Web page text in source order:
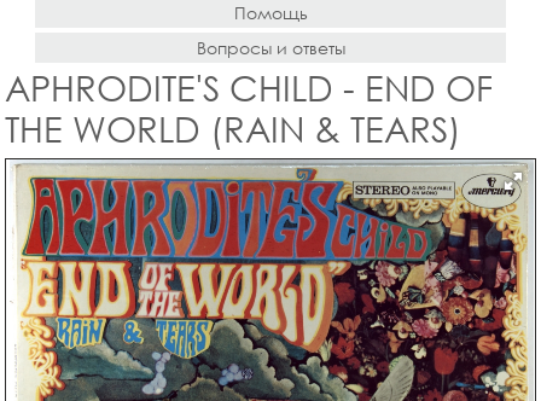
Помощь
Вопросы и ответы
APHRODITE'S CHILD - END OF
THE WORLD (RAIN & TEARS)